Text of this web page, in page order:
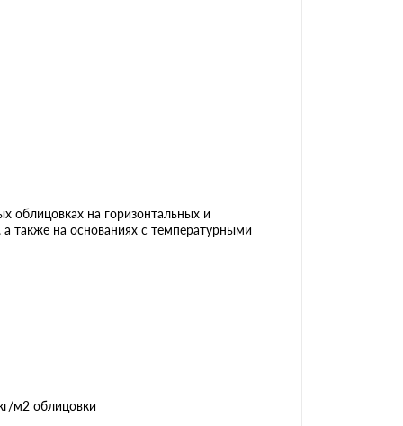
облицовках на горизонтальных и
также на основаниях с температурными
м2 облицовки